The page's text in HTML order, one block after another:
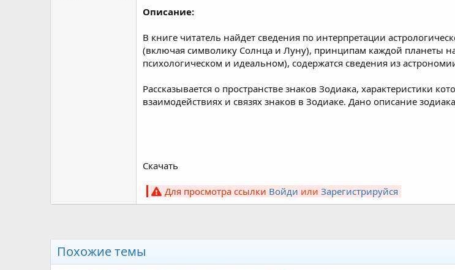
Описание:
В книге читатель найдет сведения по интерпретации
(включая символику Солнца и Луну), принципам каждой планеты
психологическом и идеальном), содержатся сведения из
Рассказывается о пространстве знаков Зодиака, характеристики
взаимодействиях и связях знаков в Зодиаке. Дано описание
Скачать
Для просмотра ссылки Войди или Зарегистрируйся
Похожие темы